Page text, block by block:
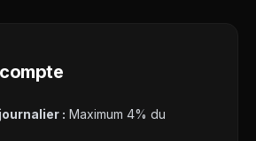
: Maximum 4% du